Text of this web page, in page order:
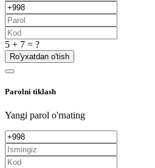
5 + 7 = ?
Ro'yxatdan o'tish
Parolni tiklash
Yangi parol o'rnating